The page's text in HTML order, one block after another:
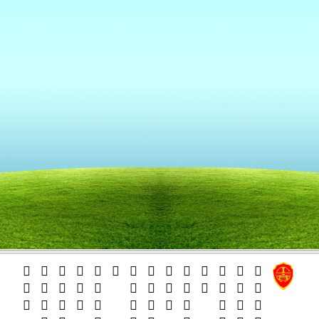
       







